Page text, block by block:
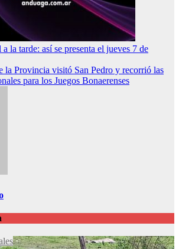
la tarde: así se presenta el jueves 7 de
la Provincia visitó San Pedro y recorrió las
para los Juegos Bonaerenses